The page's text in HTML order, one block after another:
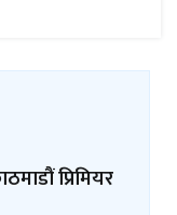
प्रिमियर